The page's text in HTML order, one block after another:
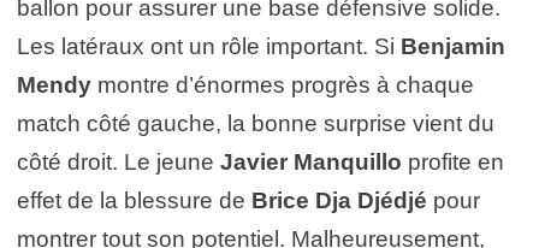
ballon pour assurer une base défensive solide.
Les latéraux ont un rôle important. Si Benjamin
Mendy montre d’énormes progrès à chaque
match côté gauche, la bonne surprise vient du
côté droit. Le jeune Javier Manquillo profite en
effet de la blessure de Brice Dja Djédjé pour
montrer tout son potentiel. Malheureusement,